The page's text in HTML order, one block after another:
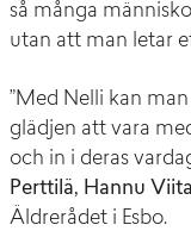
så många
utan att man letar
”Med Nelli kan
glädjen att vara
och in i deras
Perttilä, Hannu
Äldrerådet i Esbo.